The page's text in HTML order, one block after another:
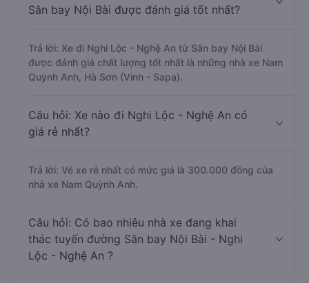
Sân bay Nội Bài được đánh giá tốt nhất?
Trả lời: Xe đi Nghi Lộc - Nghệ An từ Sân bay Nội Bài
được đánh giá chất lượng tốt nhất là những nhà xe Nam
Quỳnh Anh, Hà Sơn (Vinh - Sapa).
Câu hỏi: Xe nào đi Nghi Lộc - Nghệ An có
giá rẻ nhất?
Trả lời: Vé xe rẻ nhất có mức giá là 300.000 đồng của
nhà xe Nam Quỳnh Anh.
Câu hỏi: Có bao nhiêu nhà xe đang khai
thác tuyến đường Sân bay Nội Bài - Nghi
Lộc - Nghệ An ?